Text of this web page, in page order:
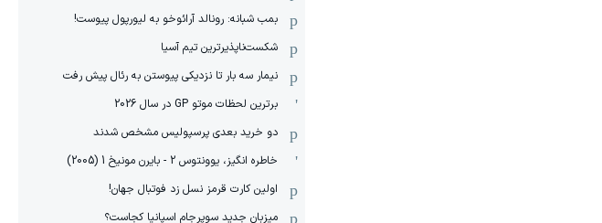
بمب شبانه: رونالد آرائوخو به لیورپول پیوست!
شکست‌ناپذیرترین تیم آسیا
نیمار سه بار تا نزدیکی پیوستن به رئال پیش رفت
برترین لحظات موتو GP در سال 2026
دو خرید بعدی پرسپولیس مشخص شدند
خاطره انگیز، یوونتوس 2 - بایرن مونیخ 1 (2005)
اولین کارت قرمز نسل زد فوتبال جهان!
میزبان جدید سوپرجام اسپانیا کجاست؟